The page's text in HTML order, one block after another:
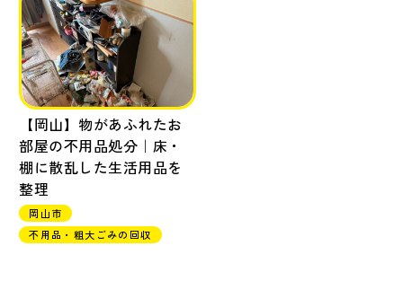
【岡山】物があふれたお
部屋の不用品処分｜床・
棚に散乱した生活用品を
整理
岡山市
不用品・粗大ごみの回収